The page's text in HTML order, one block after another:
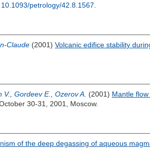
10.1093/petrology/42.8.1567
Claude (2001) Volcanic edifice stability
V. Gordeev E. Ozerov A. (2001) Mantle
30-31, 2001, Moscow.
of the deep degassing of aqueous